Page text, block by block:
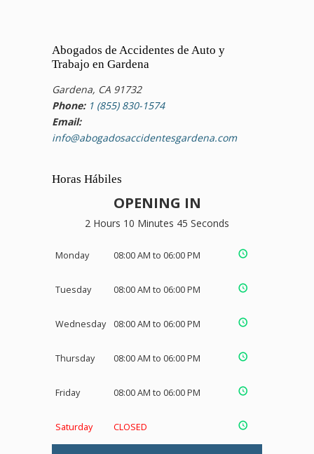
Abogados de Accidentes de Auto y
Trabajo en Gardena
Gardena, CA 91732
Phone: 1 (855) 830-1574
Email:
info@abogadosaccidentesgardena.com
Horas Hábiles
OPENING IN
2 Hours 10 Minutes 44 Seconds
Monday 08:00 AM to 06:00 PM
Tuesday 08:00 AM to 06:00 PM
Wednesday 08:00 AM to 06:00 PM
Thursday 08:00 AM to 06:00 PM
Friday 08:00 AM to 06:00 PM
Saturday CLOSED